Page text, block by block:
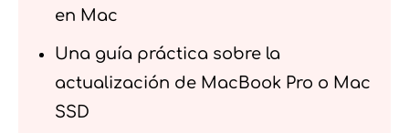
en Mac
Una guía práctica sobre la
actualización de MacBook Pro o Mac
SSD